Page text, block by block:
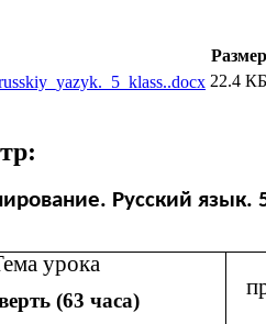
Размер
22.4 КБ
Русский язык.
урока
(63 часа)